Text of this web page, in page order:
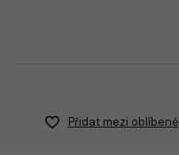
Přidat mezi oblíbené